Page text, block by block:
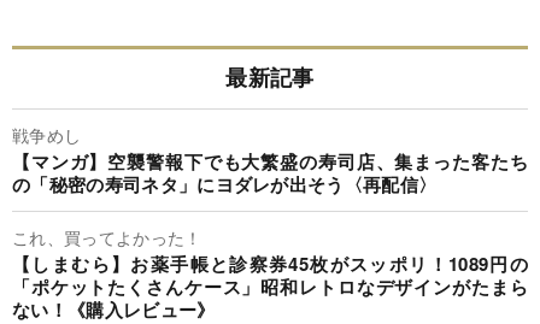
最新記事
戦争めし
【マンガ】空襲警報下でも大繁盛の寿司店、集まった客たち
の「秘密の寿司ネタ」にヨダレが出そう〈再配信〉
これ、買ってよかった！
【しまむら】お薬手帳と診察券45枚がスッポリ！1089円の
「ポケットたくさんケース」昭和レトロなデザインがたまら
ない！《購入レビュー》